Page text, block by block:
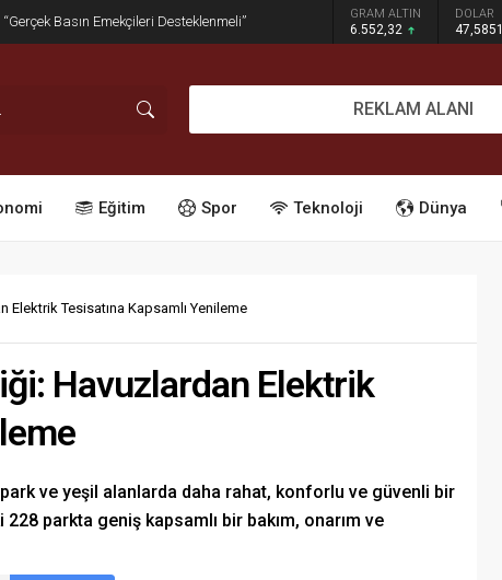
İşgaline Geçit Yok! GRAM ALTIN
6.552,32
DOLAR
47,5851
REKLAM ALANI
Eğitim Spor Teknoloji Dünya
Elektrik Tesisatına Kapsamlı Yenileme
Havuzlardan Elektrik
ve yeşil alanlarda daha rahat, konforlu ve güvenli bir
parkta geniş kapsamlı bir bakım, onarım ve